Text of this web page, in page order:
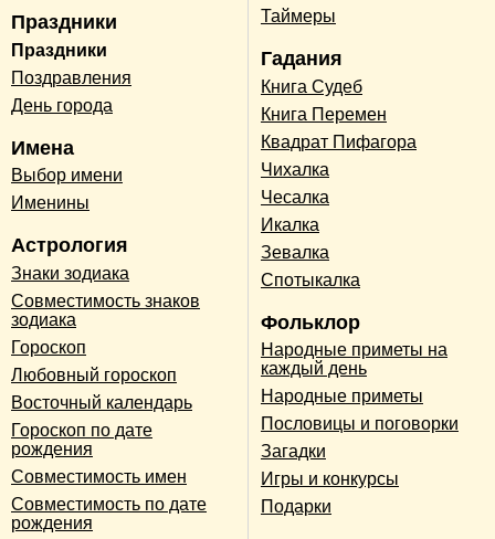
Праздники
Праздники
Поздравления
День города
Имена
Выбор имени
Именины
Астрология
Знаки зодиака
Совместимость знаков
зодиака
Гороскоп
Любовный гороскоп
Восточный календарь
Гороскоп по дате
рождения
Совместимость имен
Совместимость по дате
рождения
Таймеры
Гадания
Книга Судеб
Книга Перемен
Квадрат Пифагора
Чихалка
Чесалка
Икалка
Зевалка
Спотыкалка
Фольклор
Народные приметы на
каждый день
Народные приметы
Пословицы и поговорки
Загадки
Игры и конкурсы
Подарки